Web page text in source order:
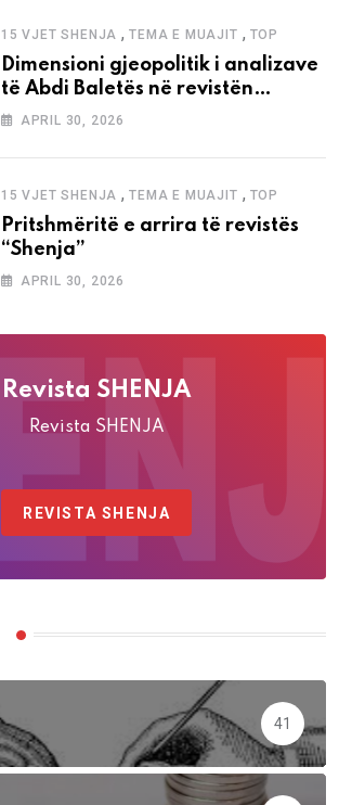
15 VJET SHENJA ,TEMA E MUAJIT , TOP
Dimensioni gjeopolitik i analizave
të Abdi Baletës në revistën
“Shenja”
APRIL 30, 2026
15 VJET SHENJA ,TEMA E MUAJIT , TOP
Pritshmëritë e arrira të revistës
“Shenja”
APRIL 30, 2026
Revista SHENJA
Revista SHENJA
REVISTA SHENJA
41